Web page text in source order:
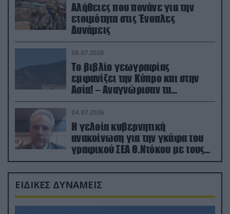
Αλήθειες που πονάνε για την
ετοιμότητα στις Ένοπλες
Δυνάμεις
08.07.2026
Το βιβλίο γεωγραφίας
εμφανίζει την Κύπρο και στην
Ασία! – Αναγνώρισαν τα
κατεχόμενα; (φωτο)
04.07.2026
Η γελοία κυβερνητική
ανακοίνωση για την γκάφα του
γραφικού ΣΕΑ Θ.Ντόκου με τους
Ρώσους φαρσέρ
ΕΙΔΙΚΕΣ ΔΥΝΑΜΕΙΣ